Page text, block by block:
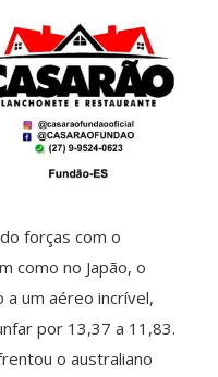
forças com o
como no Japão, o
um aéreo incrível,
por 13,37 a 11,83.
o australiano